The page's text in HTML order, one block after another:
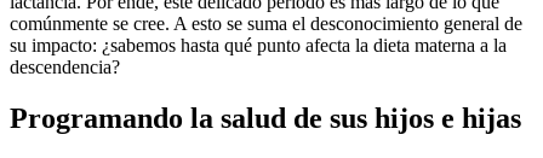
comúnmente se cree. A esto se suma el desconocimiento general de
su impacto: ¿sabemos hasta qué punto afecta la dieta materna a la
descendencia?
Programando la salud de sus hijos e hijas